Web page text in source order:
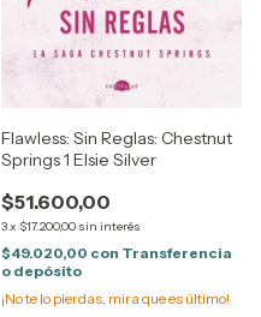
Flawless: Sin Reglas: Chestnut
Springs 1 Elsie Silver
$51.600,00
3x $17.200,00 sin interés
$49.020,00 con Transferencia
o depósito
¡No te lo pierdas, mira que es último!